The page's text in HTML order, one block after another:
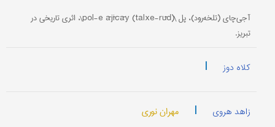
آجی‌چای (تلخه‌رود)، پل \pol-e ājīčāy (talxe-rūd)\، اثری تاریخی در
تبریز.
کلاه دوز |
زاهد هروی | مهران نوری